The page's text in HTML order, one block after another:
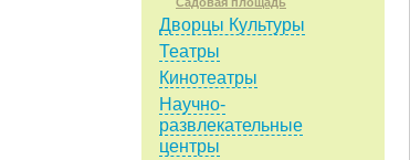
Театральная площадь
Площадь Фрунзе
Вокзальная площадь
Площадь Ленина
Площадь Победы
Дворцы Культуры
Театры
Кинотеатры
Научно-
развлекательные
центры